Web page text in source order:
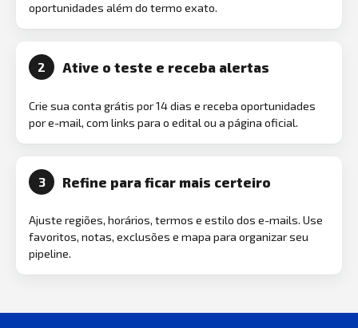
oportunidades além do termo exato.
2 Ative o teste e receba alertas
Crie sua conta grátis por 14 dias e receba oportunidades
por e-mail, com links para o edital ou a página oficial.
3 Refine para ficar mais certeiro
Ajuste regiões, horários, termos e estilo dos e-mails. Use
favoritos, notas, exclusões e mapa para organizar seu
pipeline.